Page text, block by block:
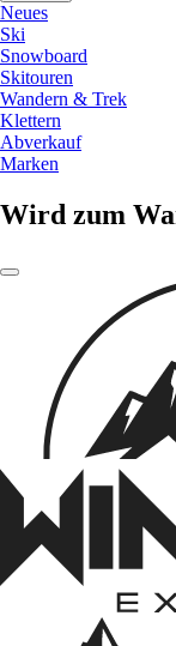
Neues
Ski
Snowboard
Skitouren
Wandern & Trek
Klettern
Abverkauf
Marken
Wird zum